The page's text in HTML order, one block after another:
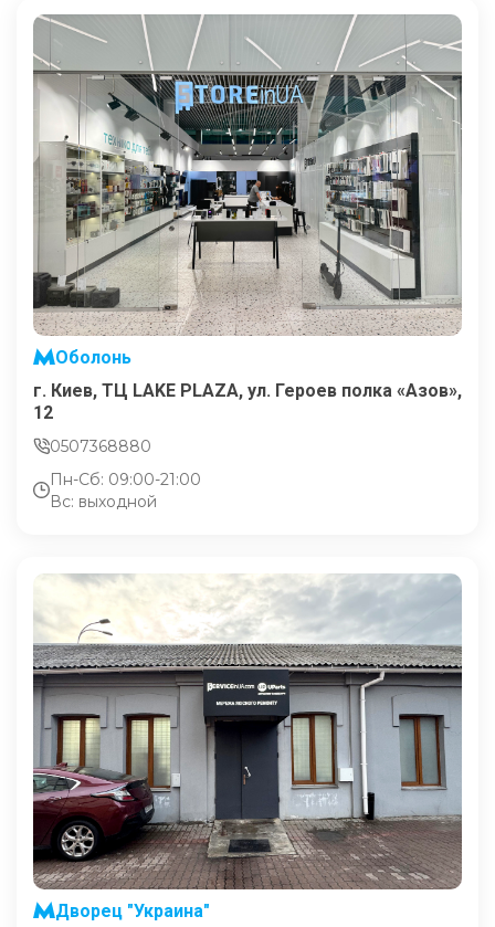
Оболонь
г. Киев, ТЦ LAKE PLAZA, ул. Героев полка «Азов»,
12
0507368880
Пн-Сб: 09:00-21:00
Вс: выходной
Дворец "Украина"